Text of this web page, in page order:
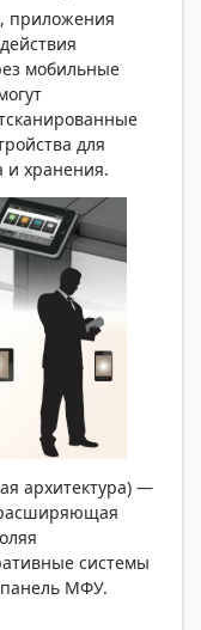
приложения
мобильные
для
и хранения.
архитектура) —
системы
МФУ.